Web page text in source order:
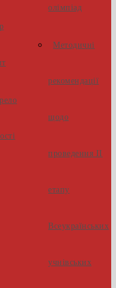
олімпіад
Методичні
рекомендації
щодо
проведення ІІ
етапу
Всеукраїнських
учнівських